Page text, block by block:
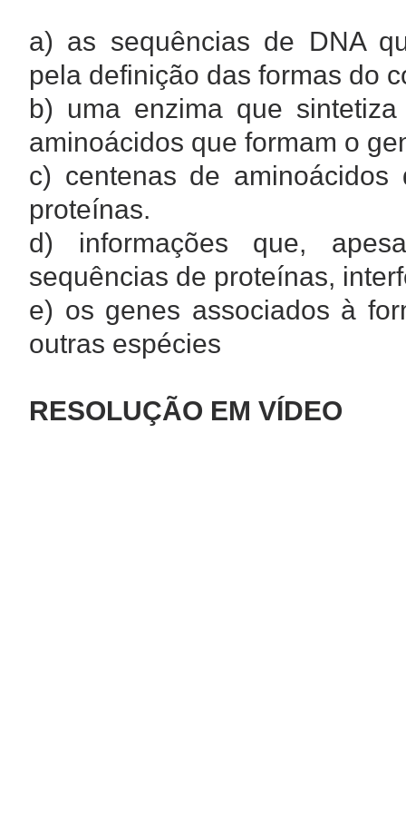
a) as sequências de DNA
pela definição das formas do
b) uma enzima que
aminoácidos que formam o
c) centenas de
proteínas.
d) informações que,
sequências de proteínas,
e) os genes associados à
outras espécies
RESOLUÇÃO EM VÍDEO